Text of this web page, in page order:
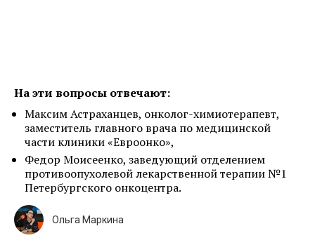
На эти вопросы отвечают:
Максим Астраханцев, онколог-химиотерапевт,
заместитель главного врача по медицинской
части клиники «Евроонко»,
Федор Моисеенко, заведующий отделением
противоопухолевой лекарственной терапии №1
Петербургского онкоцентра.
Ольга Маркина